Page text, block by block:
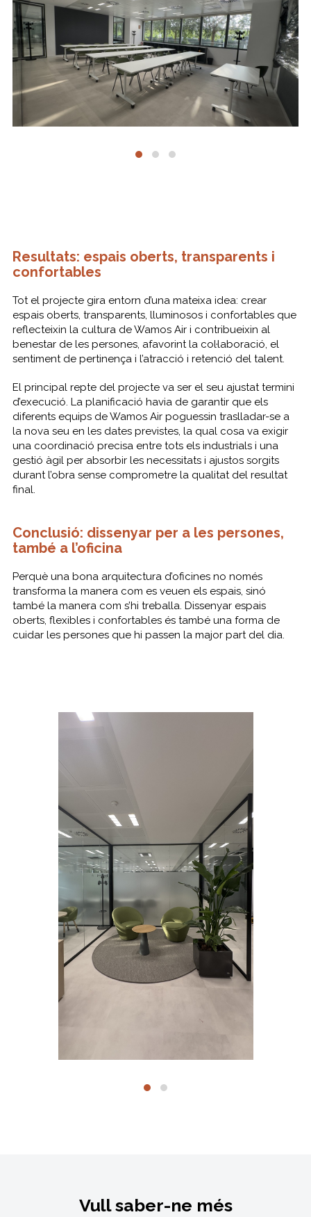
Resultats: espais oberts, transparents i
confortables
Tot el projecte gira entorn d’una mateixa idea: crear
espais oberts, transparents, lluminosos i confortables que
reflecteixin la cultura de Wamos Air i contribueixin al
benestar de les persones, afavorint la col·laboració, el
sentiment de pertinença i l’atracció i retenció del talent.
El principal repte del projecte va ser el seu ajustat termini
d’execució. La planificació havia de garantir que els
diferents equips de Wamos Air poguessin traslladar-se a
la nova seu en les dates previstes, la qual cosa va exigir
una coordinació precisa entre tots els industrials i una
gestió àgil per absorbir les necessitats i ajustos sorgits
durant l’obra sense comprometre la qualitat del resultat
final.
Conclusió: dissenyar per a les persones,
també a l’oficina
Perquè una bona arquitectura d’oficines no només
transforma la manera com es veuen els espais, sinó
també la manera com s’hi treballa. Dissenyar espais
oberts, flexibles i confortables és també una forma de
cuidar les persones que hi passen la major part del dia.
Vull saber-ne més